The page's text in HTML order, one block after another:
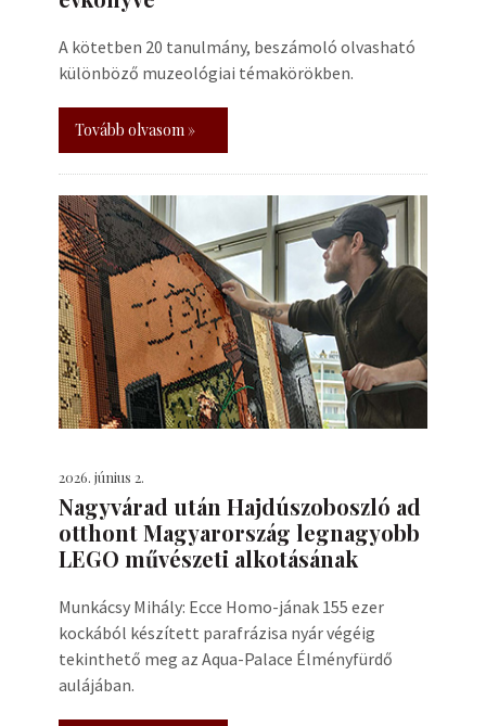
A kötetben 20 tanulmány, beszámoló olvasható
különböző muzeológiai témakörökben.
Tovább olvasom »
2026. június 2.
Nagyvárad után Hajdúszoboszló ad
otthont Magyarország legnagyobb
LEGO művészeti alkotásának
Munkácsy Mihály: Ecce Homo-jának 155 ezer
kockából készített parafrázisa nyár végéig
tekinthető meg az Aqua-Palace Élményfürdő
aulájában.